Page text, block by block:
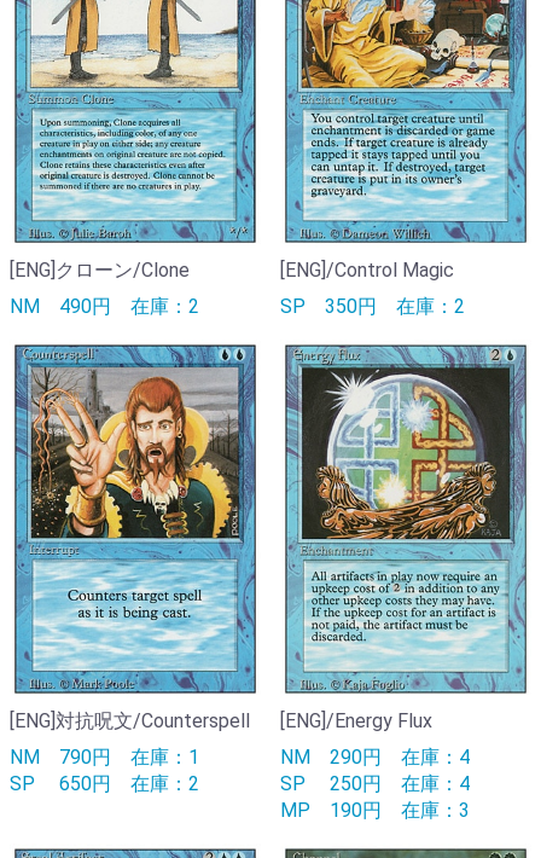
[ENG]クローン/Clone
NM 490円 在庫：2
[ENG]/Control Magic
SP 350円 在庫：2
[ENG]対抗呪文/Counterspell
NM 790円 在庫：1
SP
650円 在庫：2
[ENG]/Energy Flux
NM 290円 在庫：4
SP
250円 在庫：4
MP 190円 在庫：3